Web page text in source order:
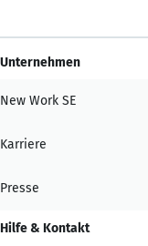
Unternehmen
New Work SE
Karriere
Presse
Hilfe & Kontakt